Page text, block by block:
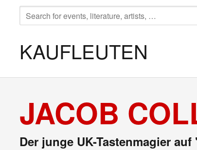
SEARCH
FOR:
KAUFLEUTEN
JACOB
Der junge UK-Tastenmagier